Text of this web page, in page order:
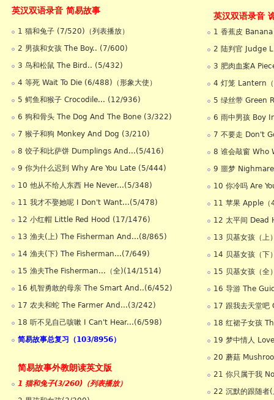
英汉双语录音 简易故事
1 猫和兔子 (7/520)（列表播放）
2 男孩和女孩 The Boy.. (7/600)
3 鸟和松鼠 The Bird.. (5/432)
4 等死 Wait To Die (6/488)（形象大使）
5 鳄鱼和猴子 Crocodile... (12/936)
6 狗和骨头 The Dog And The Bone (3/322)
7 猴子和狗 Monkey And Dog (3/210)
8 饺子和比萨饼 Dumplings And...(5/416)
9 你为什么迟到 Why Are You Late (5/444)
10 他从不给人东西 He Never...(5/348)
11 我才不娶她呢 I Don't Want...(5/478)
12 小红帽 Little Red Hood (17/1476)
13 渔夫(上) The Fisherman And...(8/865)
14 渔夫(下) The Fisherman...(7/649)
15 渔夫The Fisherman...（全)(14/1514)
16 机智勇敢的母亲 The Smart And..(6/452)
17 农夫和蛇 The Farmer And...(3/242)
18 听不见自己咳嗽 I Can't Hear...(6/598)
简易故事总复习（103/8956）
简易故事外教朗读英文版
1 猫和兔子(3/260)（列表播放）
英汉双语录音
1 香蕉皮
2 陆判官 Judge
3 肥肉血案A
4 灯笼 Lantern
5 绿丝带 Green
6 雨中男孩 Boy
7 不要走 Don't
8 谁会敲窗
9 噩梦
10 你冷吗 Are
11 苹果 Apple
12 太平间 Dead
13 贝基女孩（
14 贝基女孩（
15 贝基女孩（
16 导游 The
17 跟我去天堂
18 红裙子女孩
19 梦中情人
20 蘑菇
21 你只属于我
22 沉默的跟随